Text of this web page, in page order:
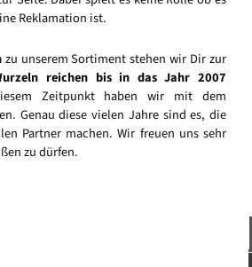
Reklamation ist.
zu unserem Sortiment stehen wir Dir zur
reichen bis in das Jahr 2007
Zeitpunkt haben wir mit dem
Genau diese vielen Jahre sind es, die
Partner machen. Wir freuen uns sehr
zu dürfen.